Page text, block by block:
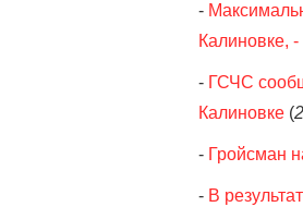
-
Калиновке,
- ГСЧС
Калиновке (
- Гройсман
- В